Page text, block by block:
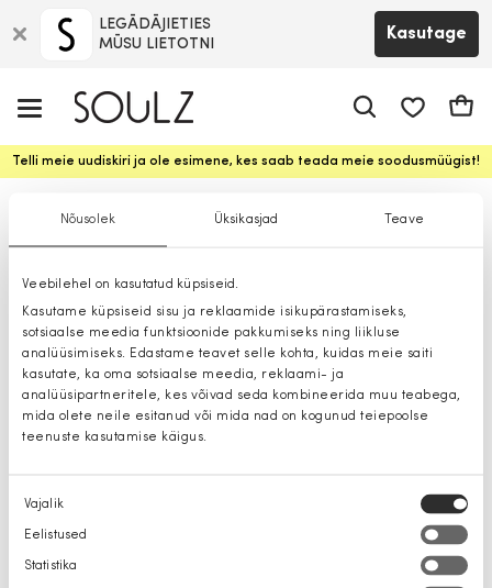
Nõusolek Üksikasjad Teave
Veebilehel on kasutatud küpsiseid.
Kasutame küpsiseid sisu ja reklaamide isikupärastamiseks,
sotsiaalse meedia funktsioonide pakkumiseks ning liikluse
analüüsimiseks. Edastame teavet selle kohta, kuidas meie saiti
kasutate, ka oma sotsiaalse meedia, reklaami- ja
analüüsipartneritele, kes võivad seda kombineerida muu teabega,
mida olete neile esitanud või mida nad on kogunud teiepoolse
teenuste kasutamise käigus.
Nõusoleku
valik
Vajalik
Eelistused
Statistika
LEGĀDĀJIETIES
MŪSU LIETOTNI
Kasutage
Telli meie uudiskiri ja ole esimene, kes saab teada meie soodusmüügist!
Magdalena Sabalė soovitab